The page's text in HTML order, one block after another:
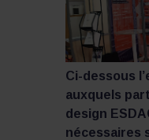
Ci-dessous
auxquels
design
nécessaires